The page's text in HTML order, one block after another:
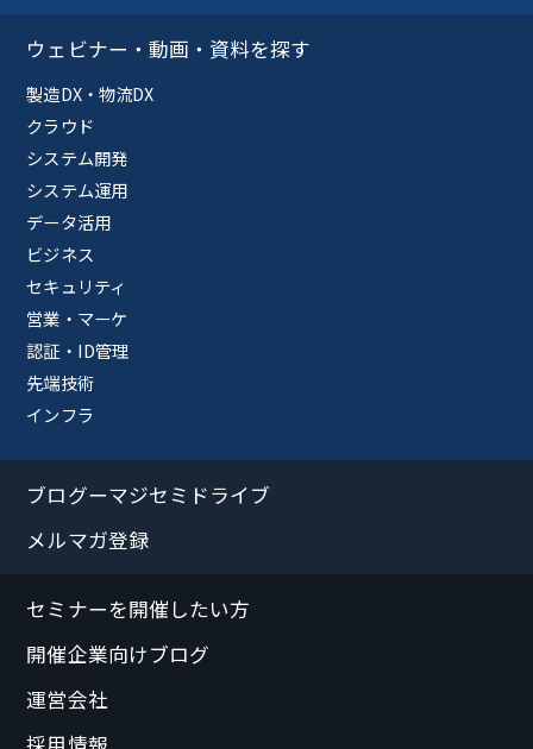
ウェビナー・動画・資料を探す
製造DX・物流DX
クラウド
システム開発
システム運用
データ活用
ビジネス
セキュリティ
営業・マーケ
認証・ID管理
先端技術
インフラ
ブログーマジセミドライブ
メルマガ登録
セミナーを開催したい方
開催企業向けブログ
運営会社